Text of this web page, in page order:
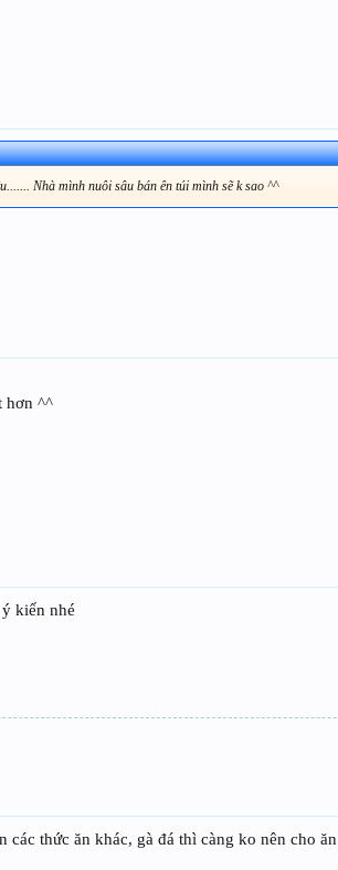
Nhà mình nuôi sâu bán ên túi mình sẽ k sao ^^
hơn ^^
kiến nhé
các thức ăn khác, gà đá thì càng ko nên cho